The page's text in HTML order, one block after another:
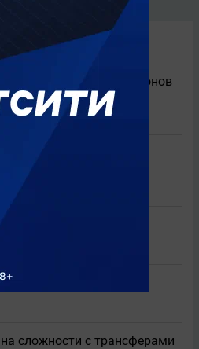
более 6 миллионов
о Батракове и
Франции с 2+1
сложности с трансферами